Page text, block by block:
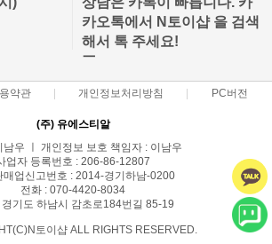
카오톡에서 N토이샵 을 검색
해서 톡 주세요!
ㅡ
약관 개인정보처리방침 PC버전
(주) 유에스티알
남우 ㅣ 개인정보 보호 책임자 : 이남우
업자 등록번호 : 206-86-12807
매업신고번호 : 2014-경기하남-0200
전화 : 070-4420-8034
경기도 하남시 감초로184번길 85-19
토이샵 ALL RIGHTS RESERVED.